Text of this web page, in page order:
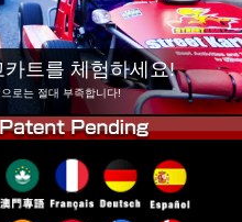
도쿄 베이
오사카
트를 체험하세요!
로는 절대 부족합니다!